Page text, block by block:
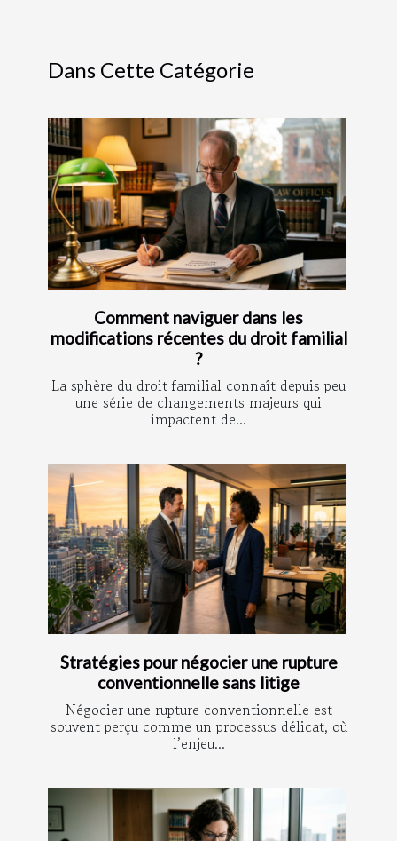
Dans Cette Catégorie
Comment naviguer dans les
modifications récentes du droit familial
?
La sphère du droit familial connaît depuis peu
une série de changements majeurs qui
impactent de...
Stratégies pour négocier une rupture
conventionnelle sans litige
Négocier une rupture conventionnelle est
souvent perçu comme un processus délicat, où
l’enjeu...